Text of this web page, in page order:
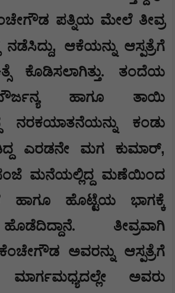
ಪತ್ನಿಯ ಮೇಲೆ ತೀವ್ರ
, ಆಕೆಯನ್ನು ಆಸ್ಪತ್ರೆಗೆ
ಕೊಡಿಸಲಾಗಿತ್ತು. ತಂದೆಯ
ಹಾಗೂ ತಾಯಿ
ನರಕಯಾತನೆಯನ್ನು ಕಂಡು
ಎರಡನೇ ಮಗ ಕುಮಾರ್,
ಮನೆಯಲ್ಲಿದ್ದ ಮಣೆಯಿಂದ
ಹೊಟ್ಟೆಯ ಭಾಗಕ್ಕೆ
ತೀವ್ರವಾಗಿ
ಅವರನ್ನು ಆಸ್ಪತ್ರೆಗೆ
ಮಾರ್ಗಮಧ್ಯದಲ್ಲೇ ಅವರು